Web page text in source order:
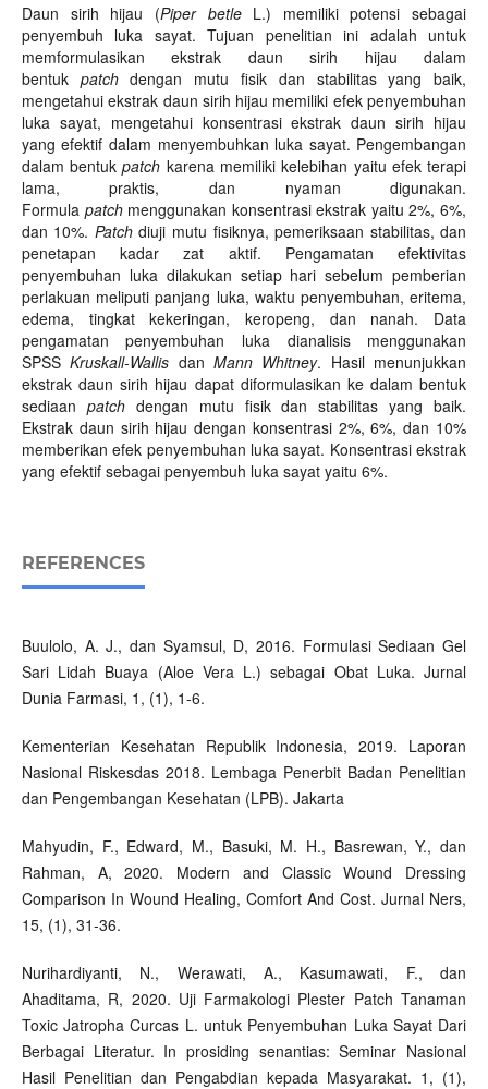
Daun sirih hijau (Piper betleL.) memiliki potensi sebagai
penyembuh luka sayat. Tujuan penelitian ini adalah untuk
memformulasikan ekstrak daun sirih hijau dalam
bentuk patchdengan mutu fisik dan stabilitas yang baik,
mengetahui ekstrak daun sirih hijau memiliki efek penyembuhan
luka sayat, mengetahui konsentrasi ekstrak daun sirih hijau
yang efektif dalam menyembuhkan luka sayat. Pengembangan
dalam bentukpatch karena memiliki kelebihan yaitu efek terapi
lama, praktis, dan nyaman digunakan.
Formula patch menggunakan konsentrasi ekstrak yaitu 2%, 6%,
dan 10%. Patchdiuji mutu fisiknya, pemeriksaan stabilitas, dan
penetapan kadar zat aktif. Pengamatan efektivitas
penyembuhan luka dilakukan setiap hari sebelum pemberian
perlakuan meliputi panjang luka, waktu penyembuhan, eritema,
edema, tingkat kekeringan, keropeng, dan nanah. Data
pengamatan penyembuhan luka dianalisis menggunakan
SPSSKruskall-Wallis dan Mann Whitney. Hasil menunjukkan
ekstrak daun sirih hijau dapat diformulasikan ke dalam bentuk
sediaan patchdengan mutu fisik dan stabilitas yang baik.
Ekstrak daun sirih hijau dengan konsentrasi 2%, 6%, dan 10%
memberikan efek penyembuhan luka sayat. Konsentrasi ekstrak
yang efektif sebagai penyembuh luka sayat yaitu 6%.
REFERENCES
Buulolo, A. J., dan Syamsul, D, 2016. Formulasi Sediaan Gel
Sari Lidah Buaya (Aloe Vera L.) sebagai Obat Luka. Jurnal
Dunia Farmasi, 1, (1), 1-6.
Kementerian Kesehatan Republik Indonesia, 2019. Laporan
Nasional Riskesdas 2018. Lembaga Penerbit Badan Penelitian
dan Pengembangan Kesehatan (LPB). Jakarta
Mahyudin, F., Edward, M., Basuki, M. H., Basrewan, Y., dan
Rahman, A, 2020. Modern and Classic Wound Dressing
Comparison In Wound Healing, Comfort And Cost. Jurnal Ners,
15, (1), 31-36.
Nurihardiyanti, N., Werawati, A., Kasumawati, F., dan
Ahaditama, R, 2020. Uji Farmakologi Plester Patch Tanaman
Toxic Jatropha Curcas L. untuk Penyembuhan Luka Sayat Dari
Berbagai Literatur. In prosiding senantias: Seminar Nasional
Hasil Penelitian dan Pengabdian kepada Masyarakat. 1, (1),